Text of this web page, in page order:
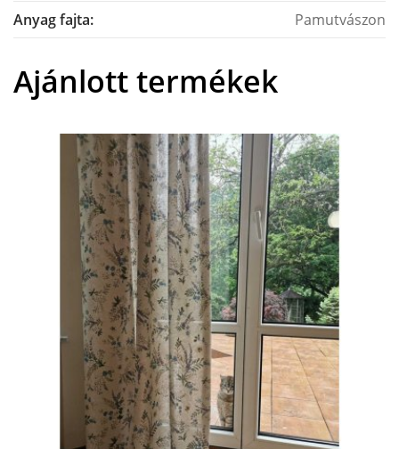
Anyag fajta:
Pamutvászon
Ajánlott termékek